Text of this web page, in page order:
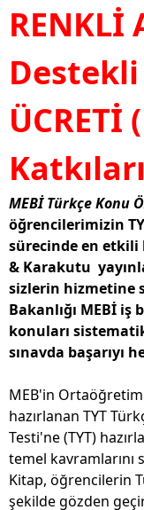
RENKLİ
Destekli
MEBİ Türkçe Konu
öğrencilerimizin
sürecinde en
& Karakutu
sizlerin hizmetine
Bakanlığı MEBİ
konuları
sınavda başarıyı
MEB'in
hazırlanan TYT
Testi'ne (TYT)
temel kavramlarını
Kitap, öğrencilerin
şekilde gözden